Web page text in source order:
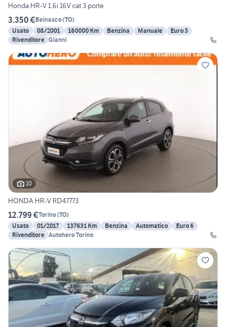
Honda HR-V 1.6i 16V cat 3 porte
3.350 €Beinasco(TO)
Usato
08/2001 160000 Km Benzina Manuale
Euro 3
Rivenditore Gianni
10
HONDA HR-V RD47773
12.799 €Torino(TO)
Usato
01/2017 137631 Km Benzina Automatico
Euro 6
Rivenditore Autohero Torino